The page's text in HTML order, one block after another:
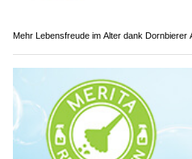
Mehr Lebensfreude im Alter dank Dornbierer